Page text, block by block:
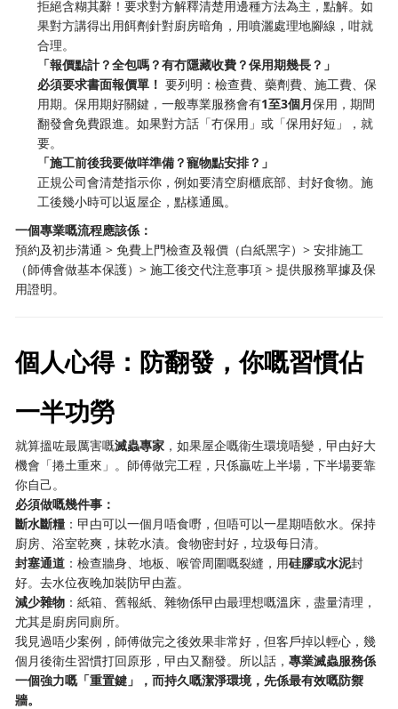
拒絕含糊其辭！要求對方解釋清楚用邊種方法為主，點解。如
果對方講得出用餌劑針對廚房暗角，用噴灑處理地腳線，咁就
合理。
「報價點計？全包嗎？有冇隱藏收費？保用期幾長？」
必須要求書面報價單！ ​ 要列明：檢查費、藥劑費、施工費、保
用期。保用期好關鍵，一般專業服務會有1至3個月保用，期間
翻發會免費跟進。如果對方話「冇保用」或「保用好短」，就
要。
「施工前後我要做咩準備？寵物點安排？」
正規公司會清楚指示你，例如要清空廚櫃底部、封好食物。施
工後幾小時可以返屋企，點樣通風。
一個專業嘅流程應該係：
預約及初步溝通 > 免費上門檢查及報價（白紙黑字）> 安排施工
（師傅會做基本保護）> 施工後交代注意事項 > 提供服務單據及保
用證明。
個人心得：防翻發，你嘅習慣佔
一半功勞
就算搵咗最厲害嘅滅蟲專家 ，如果屋企嘅衛生環境唔變，曱甴好大
機會「捲土重來」。師傅做完工程，只係贏咗上半場，下半場要靠
你自己。
必須做嘅幾件事：
斷水斷糧 ：曱甴可以一個月唔食嘢，但唔可以一星期唔飲水。保持
廚房、浴室乾爽，抹乾水漬。食物密封好，垃圾每日清。
封塞通道 ：檢查牆身、地板、喉管周圍嘅裂縫，用硅膠或水泥封
好。去水位夜晚加裝防曱甴蓋。
減少雜物 ：紙箱、舊報紙、雜物係曱甴最理想嘅溫床，盡量清理，
尤其是廚房同廁所。
我見過唔少案例，師傅做完之後效果非常好，但客戶掉以輕心，幾
個月後衛生習慣打回原形，曱甴又翻發。所以話，專業滅蟲服務係
一個強力嘅「重置鍵」，而持久嘅潔淨環境，先係最有效嘅防禦
牆。